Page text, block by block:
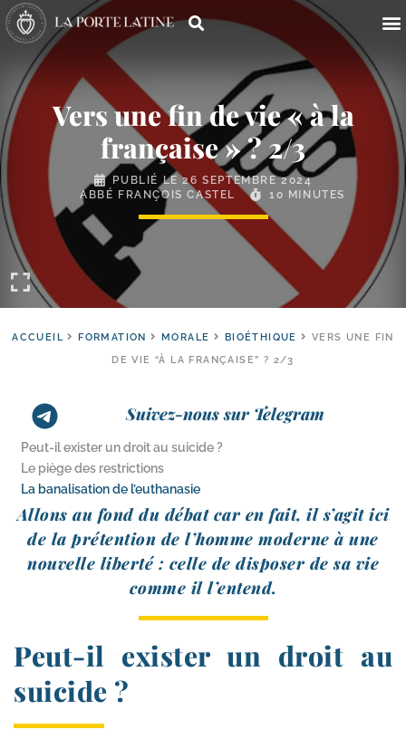
Vers une fin de vie « à la
française » ? 2/​3
PUBLIÉ LE26 SEPTEMBRE 2024
ABBÉ FRANÇOIS CASTEL
10 MINUTES
ACCUEIL FORMATION MORALE BIOÉTHIQUE
VERS UNE FIN
DE VIE “À LA FRANÇAISE” ? 2/3
Suivez-nous sur Telegram
Peut-​il exister un droit au suicide ?
Le piège des restrictions
La banalisation de l’euthanasie
Allons au fond du débat car en fait, il s’a­git ici
de la pré­ten­tion de l’homme moderne à une
nou­velle liber­té : celle de dis­po­ser de sa vie
comme il l’entend.
Peut-​il exister un droit au
suicide ?